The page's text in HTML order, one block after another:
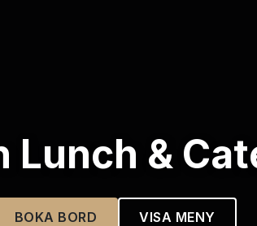
Lunch &
BOKA BORD VISA MENY